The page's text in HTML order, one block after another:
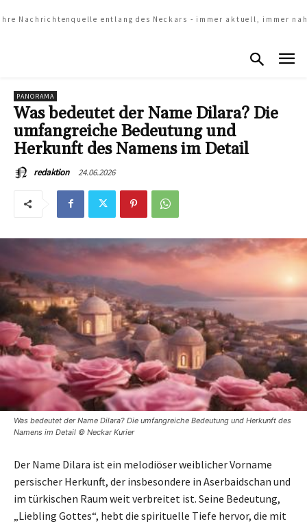
Nachrichtenquelle entlang des Neckars - immer aktuell, immer
PANORAMA
Was bedeutet der Name Dilara? Die
umfangreiche Bedeutung und
Herkunft des Namens im Detail
redaktion 24.06.2026
Was bedeutet der Name Dilara? Die umfangreiche Bedeutung und Herkunft des
Namens im Detail © Neckar Kurier
Der Name Dilara ist ein melodiöser weiblicher Vorname
persischer Herkunft, der insbesondere in Aserbaidschan und
im türkischen Raum weit verbreitet ist. Seine Bedeutung,
„Liebling Gottes“, hebt die spirituelle Tiefe hervor, die mit